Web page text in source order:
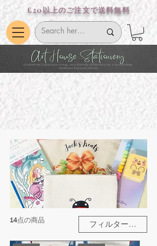
£20以上のご注文で送料無料
14点の商品 フィルター・並び